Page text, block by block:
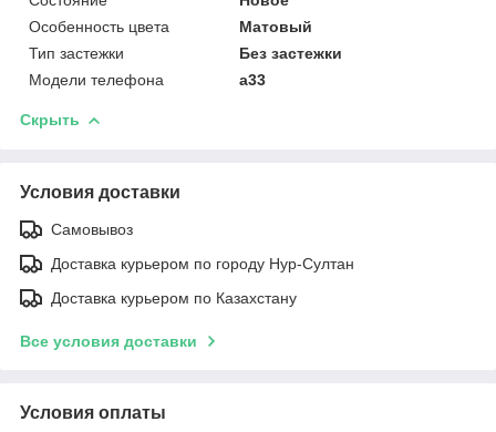
Особенность цвета
Матовый
Тип застежки
Без застежки
Модели телефона
a33
Скрыть
Условия доставки
Самовывоз
Доставка курьером по городу Нур-Султан
Доставка курьером по Казахстану
Все условия доставки
Условия оплаты